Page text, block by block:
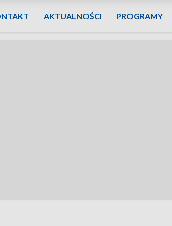
AKTUALNOŚCI PROGRAMY